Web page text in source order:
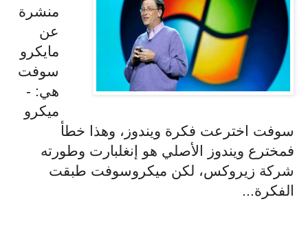
منشرة
عن
مايكرو
سوفت
هي: -
ميكرو
سوفت اخترعت فكرة ويندوز، وهذا خطأ
فمخترع ويندوز الأصلي هو إنغلبارت وطورته
شركة زيروكس، لكن ميكروسوفت طبقت
الفكرة...